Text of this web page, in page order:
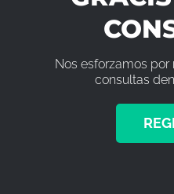
Nos esforzamos
consultas